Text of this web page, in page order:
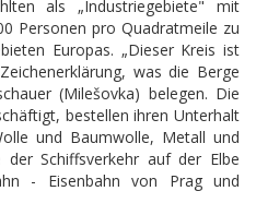
als „Industriegebiete" mit
Personen pro Quadratmeile zu
Europas. „Dieser Kreis ist
was die Berge
(Milešovka) belegen. Die
bestellen ihren Unterhalt
und Baumwolle, Metall und
der Schiffsverkehr auf der Elbe
- Eisenbahn von Prag und